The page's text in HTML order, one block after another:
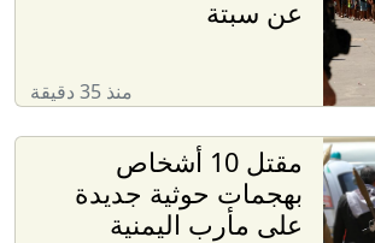
عن سبتة
منذ 35 دقيقة
مقتل 10 أشخاص
بهجمات حوثية جديدة
على مأرب اليمنية